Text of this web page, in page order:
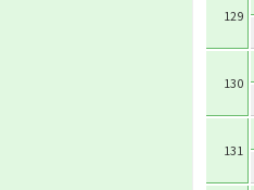
129
130
131